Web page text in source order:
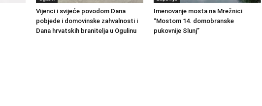
Vijenci i svijeće povodom Dana
pobjede i domovinske zahvalnosti i
Dana hrvatskih branitelja u Ogulinu
Imenovanje mosta na Mrežnici
“Mostom 14. domobranske
pukovnije Slunj”